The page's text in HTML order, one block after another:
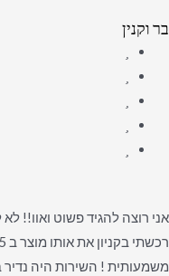
בר וקנין
משמעותית ! השירות היה